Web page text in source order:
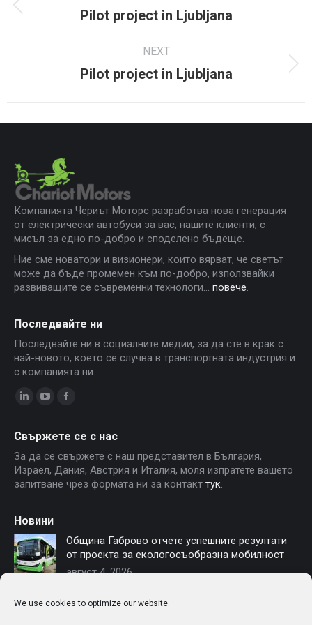
We use cookies to optimize our website.
navigation
Previous
Pilot project in Ljubljana
NEXT
Next
Pilot project in Ljubljana
Компанията Чериът Моторс разработва нова генерация
от електрически автобуси за вас, нашите клиенти, с
мисъл за едно по-добро и споделено бъдеще.
Ние сме новатори и визионери, които вярват, че светът
може да бъде промемен към по-добро, използвайки
развиващите се съвременни технологи... повече.
Последвайте ни
Последвайте ни в социалните медии, за да сте в крак с
най-новото, което се случва в транспортната индустрия и
с компанията ни.
opens
in
new
YouTube
opens
in
new
Facebook
opens
in
new
Свържете се с нас
За да се свържете с наш представител в България,
Израел, Дания, Австрия и Италия, моля изпратете вашето
запитване чрез формата ни за контакт тук.
Новини
Община Габрово отчете успешните резултати
от проекта за екологосъобразна мобилност
август 4, 2026
София осигурява финансиране за нови
електробуси – Чериът Моторс е част от